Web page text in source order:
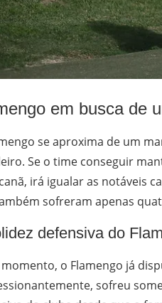
em busca de
se aproxima de um
Se o time conseguir
irá igualar as notáveis
sofreram apenas
defensiva do
o Flamengo já
sofreu